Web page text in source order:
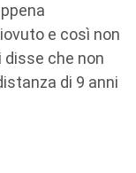
e così non
che non
di 9 anni